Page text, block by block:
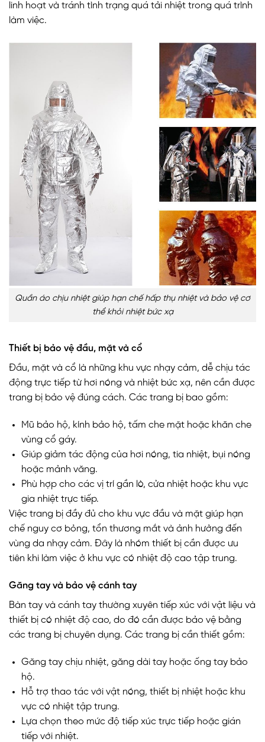
linh hoạt và tránh tình trạng quá tải nhiệt trong quá trình
làm việc.
Quần áo chịu nhiệt giúp hạn chế hấp thụ nhiệt và bảo vệ cơ
thể khỏi nhiệt bức xạ
Thiết bị bảo vệ đầu, mặt và cổ
Đầu, mặt và cổ là những khu vực nhạy cảm, dễ chịu tác
động trực tiếp từ hơi nóng và nhiệt bức xạ, nên cần được
trang bị bảo vệ đúng cách. Các trang bị bao gồm:
Mũ bảo hộ, kính bảo hộ, tấm che mặt hoặc khăn che
vùng cổ gáy.
Giúp giảm tác động của hơi nóng, tia nhiệt, bụi nóng
hoặc mảnh văng.
Phù hợp cho các vị trí gần lò, cửa nhiệt hoặc khu vực
gia nhiệt trực tiếp.
Việc trang bị đầy đủ cho khu vực đầu và mặt giúp hạn
chế nguy cơ bỏng, tổn thương mắt và ảnh hưởng đến
vùng da nhạy cảm. Đây là nhóm thiết bị cần được ưu
tiên khi làm việc ở khu vực có nhiệt độ cao tập trung.
Găng tay và bảo vệ cánh tay
Bàn tay và cánh tay thường xuyên tiếp xúc với vật liệu và
thiết bị có nhiệt độ cao, do đó cần được bảo vệ bằng
các trang bị chuyên dụng. Các trang bị cần thiết gồm:
Găng tay chịu nhiệt, găng dài tay hoặc ống tay bảo
hộ.
Hỗ trợ thao tác với vật nóng, thiết bị nhiệt hoặc khu
vực có nhiệt tập trung.
Lựa chọn theo mức độ tiếp xúc trực tiếp hoặc gián
tiếp với nhiệt.